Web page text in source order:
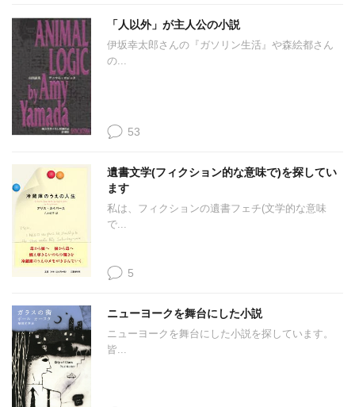
「人以外」が主人公の小説
伊坂幸太郎さんの『ガソリン生活』や森絵都さん
の...
53
遺書文学(フィクション的な意味で)を探してい
ます
私は、フィクションの遺書フェチ(文学的な意味
で...
5
ニューヨークを舞台にした小説
ニューヨークを舞台にした小説を探しています。
皆...